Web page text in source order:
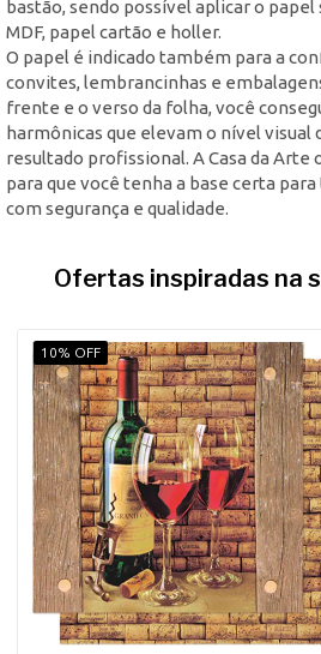
bastão, sendo possível aplicar o
MDF, papel cartão e holler.
O papel é indicado também para a
convites, lembrancinhas e
frente e o verso da folha, você
harmônicas que elevam o nível visual
resultado profissional. A Casa da
para que você tenha a base certa
com segurança e qualidade.
Ofertas inspiradas na
10% OFF